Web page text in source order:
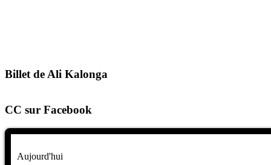
Billet de Ali Kalonga
CC sur Facebook
Aujourd'hui